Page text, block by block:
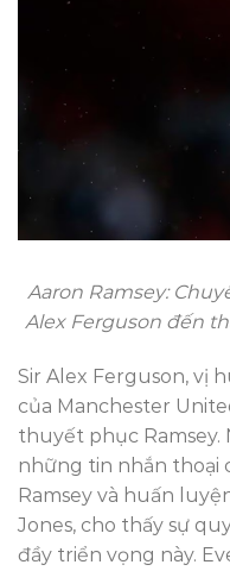
Aaron Ramsey:
Alex Ferguson đến
Sir Alex Ferguson, vị
của Manchester
thuyết phục
những tin nhắn thoại
Ramsey và huấn
Jones, cho thấy sự
đầy triển vọng này.